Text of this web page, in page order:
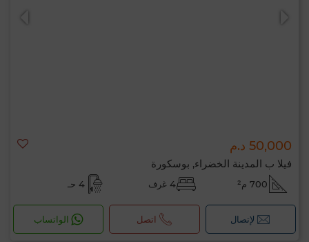
50,000 د.م
فيلا ب المدينة الخضراء, بوسكورة
700 م² 4 غرف 4 حـ
لإتصال اتصل الواتساب